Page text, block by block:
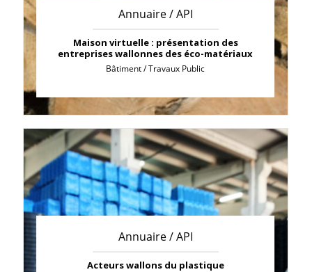
Annuaire / API
Maison virtuelle : présentation des
entreprises wallonnes des éco-matériaux
Bâtiment / Travaux Public
Annuaire / API
Acteurs wallons du plastique